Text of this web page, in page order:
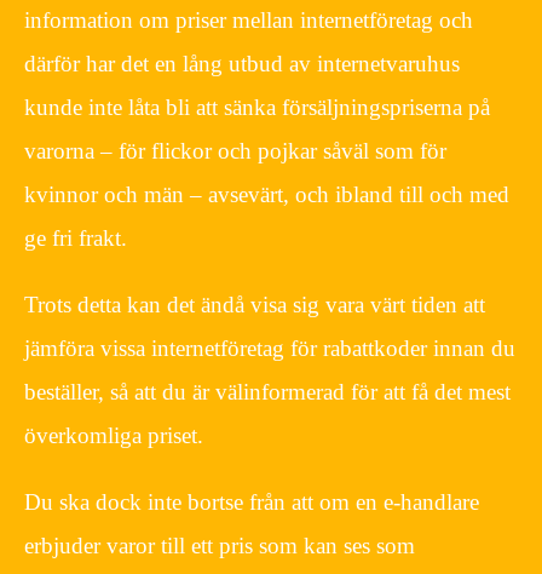
information om priser mellan internetföretag och
därför har det en lång utbud av internetvaruhus
kunde inte låta bli att sänka försäljningspriserna på
varorna – för flickor och pojkar såväl som för
kvinnor och män – avsevärt, och ibland till och med
ge fri frakt.
Trots detta kan det ändå visa sig vara värt tiden att
jämföra vissa internetföretag för rabattkoder innan du
beställer, så att du är välinformerad för att få det mest
överkomliga priset.
Du ska dock inte bortse från att om en e-handlare
erbjuder varor till ett pris som kan ses som